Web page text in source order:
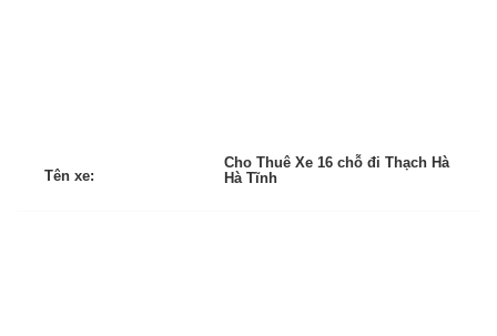
Tên xe:
Cho Thuê Xe 16 chỗ đi Thạch Hà
Hà Tĩnh